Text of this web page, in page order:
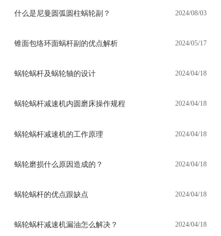
什么是尼曼圆弧圆柱蜗轮副？ 2024/08/03
锥面包络环面蜗杆副的优点解析 2024/05/17
蜗轮蜗杆及蜗轮轴的设计 2024/04/18
蜗轮蜗杆减速机内圆磨床操作规程 2024/04/18
蜗轮蜗杆减速机的工作原理 2024/04/18
蜗轮磨损什么原因造成的？ 2024/04/18
蜗轮蜗杆的优点跟缺点 2024/04/18
蜗轮蜗杆减速机漏油怎么解决？ 2024/04/18